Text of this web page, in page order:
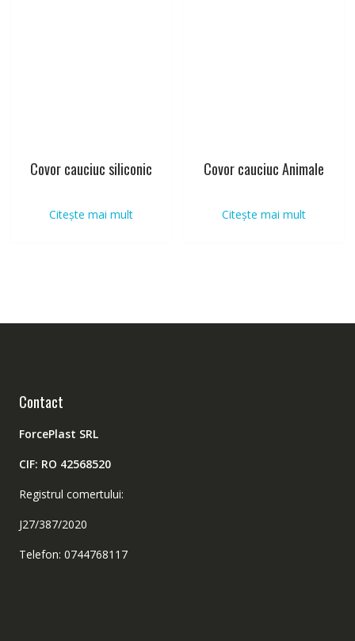
Covor cauciuc siliconic
Citește mai mult
Covor cauciuc Animale
Citește mai mult
Contact
ForcePlast SRL
CIF: RO 42568520
Registrul comertului:
J27/387/2020
Telefon: 0744768117